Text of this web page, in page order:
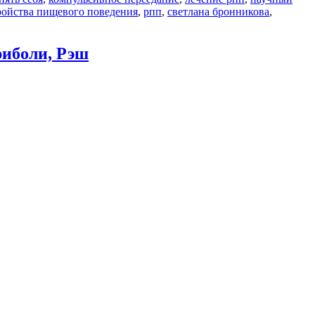
пищевого поведения, рпп, светлана бронникова,
Рэш